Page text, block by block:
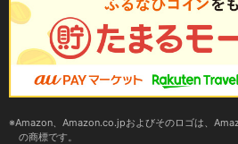
Amazon、Amazon.co.jpおよびそのロゴは、
の商標です。